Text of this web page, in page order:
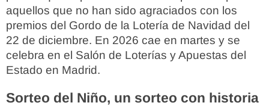
aquellos que no han sido agraciados con los
premios del Gordo de la Lotería de Navidad del
22 de diciembre. En 2026 cae en martes y se
celebra en el Salón de Loterías y Apuestas del
Estado en Madrid.
Sorteo del Niño, un sorteo con historia